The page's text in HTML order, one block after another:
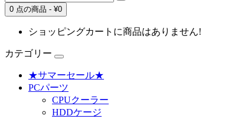
0 点の商品 - ¥0
ショッピングカートに商品はありません!
カテゴリー
★サマーセール★
PCパーツ
CPUクーラー
HDDケージ